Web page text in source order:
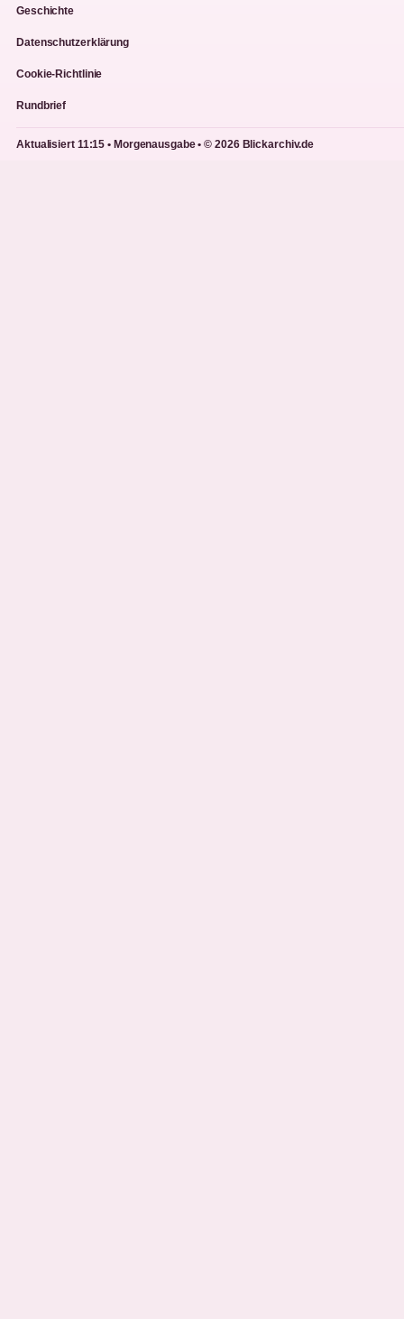
Geschichte
Datenschutzerklärung
Cookie-Richtlinie
Rundbrief
Aktualisiert 11:15 • Morgenausgabe • © 2026 Blickarchiv.de